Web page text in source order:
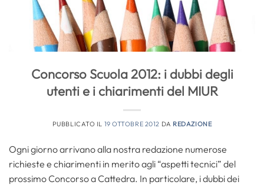
Concorso Scuola 2012: i dubbi degli
utenti e i chiarimenti del MIUR
PUBBLICATO IL 19 OTTOBRE 2012 DA REDAZIONE
Ogni giorno arrivano alla nostra redazione numerose
richieste e chiarimenti in merito agli “aspetti tecnici” del
prossimo Concorso a Cattedra. In particolare, i dubbi dei